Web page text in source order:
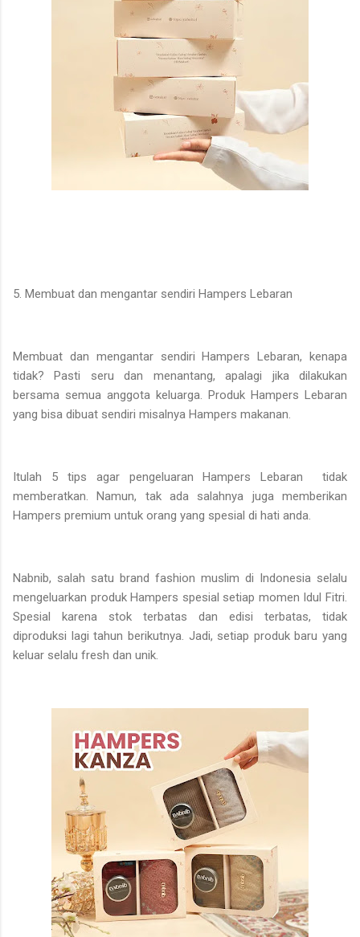
5. Membuat dan mengantar sendiri Hampers Lebaran
Membuat dan mengantar sendiri Hampers Lebaran, kenapa
tidak? Pasti seru dan menantang, apalagi jika dilakukan
bersama semua anggota keluarga. Produk Hampers Lebaran
yang bisa dibuat sendiri misalnya Hampers makanan.
Itulah 5 tips agar pengeluaran Hampers Lebaran tidak
memberatkan. Namun, tak ada salahnya juga memberikan
Hampers premium untuk orang yang spesial di hati anda.
Nabnib, salah satu brand fashion muslim di Indonesia selalu
mengeluarkan produk Hampers spesial setiap momen Idul Fitri.
Spesial karena stok terbatas dan edisi terbatas, tidak
diproduksi lagi tahun berikutnya. Jadi, setiap produk baru yang
keluar selalu fresh dan unik.